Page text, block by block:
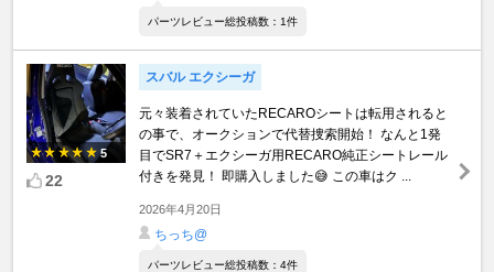
パーツレビュー総投稿数：1件
5
22
スバル エクシーガ
元々装着されていたRECAROシートは転用されると
の事で、オークションで代替捜索開始！ なんと1発
目でSR7＋エクシーガ用RECARO純正シートレール
付きを発見！ 即購入しました😅 この車はク ...
2026年4月20日
ちっち@
パーツレビュー総投稿数：4件